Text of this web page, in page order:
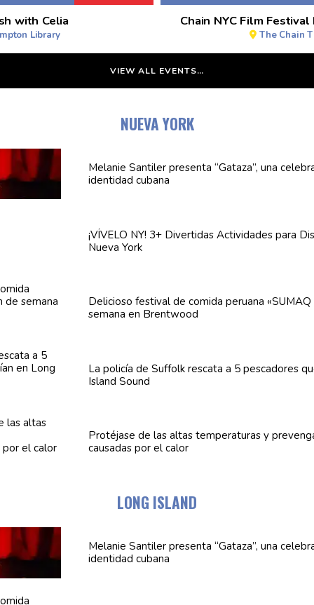
with Celia
Library
Chain NYC Film Festival
The Chain
VIEW ALL EVENTS…
NUEVA YORK
Melanie Santiler presenta“Gataza”, una
identidad cubana
¡VÍVELO NY! 3+ DivertidasActividades para
Nueva York
Delicioso festival de comida peruana
semana en Brentwood
La policía de Suffolk rescata a 5 pescadores
Island Sound
Protéjase de las altastemperaturas y
causadas por el calor
LONG ISLAND
Melanie Santiler presenta“Gataza”, una
identidad cubana